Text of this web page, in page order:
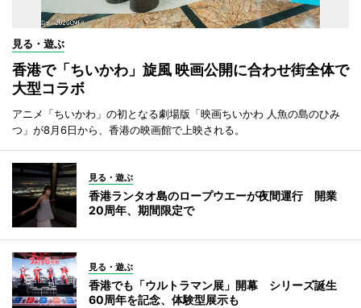
見る・遊ぶ
香港で「ちいかわ」旋風 映画公開に合わせ街全体で
大型コラボ
アニメ「ちいかわ」の初となる劇場版「映画ちいかわ 人魚の島のひみ
つ」が8月6日から、香港の映画館で上映される。
見る・遊ぶ
香港ランタオ島のロープウエーが夜間運行 開業
20周年、期間限定で
見る・遊ぶ
香港でも「ウルトラマン展」開幕 シリーズ誕生
60周年を記念、体験型展示も